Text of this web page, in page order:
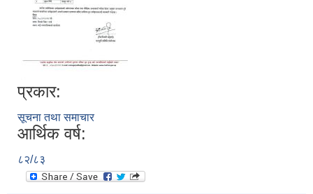
प्रकार:
सूचना तथा समाचार
आर्थिक वर्ष:
८२/८३